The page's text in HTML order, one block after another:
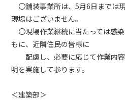
〇舗装事業所は、5月6日までは
現場はございません。
〇現場作業継続に当たっては感
もに、近隣住民の皆様に
配慮し、必要に応じて作業内容
明を実施して参ります。
＜建築部＞